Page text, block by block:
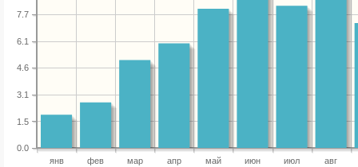
янв фев мар апр май июн июл авг
0.0
1.5
3.1
4.6
6.1
7.7